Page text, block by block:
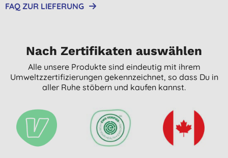
FAQ ZUR LIEFERUNG
Nach Zertifikaten auswählen
Alle unsere Produkte sind eindeutig mit ihrem
Umweltzzertifizierungen gekennzeichnet, so dass Du in
aller Ruhe stöbern und kaufen kannst.